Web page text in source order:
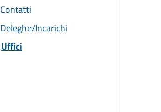
Contatti
Deleghe/Incarichi
Uffici